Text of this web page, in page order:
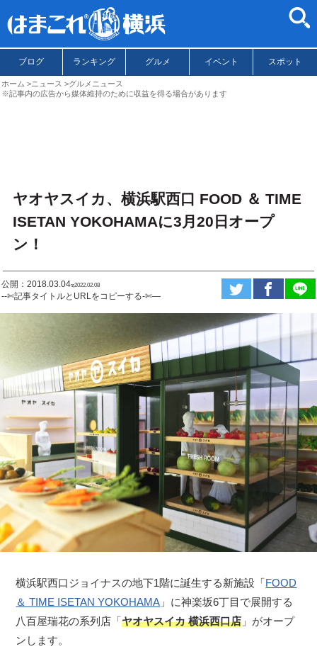
ブログ ランキング グルメ イベント スポット
ホーム ニュース
グルメニュース
※記事内の広告から媒体維持のために収益を得る場合があります
ヤオヤスイカ、横浜駅西口 FOOD ＆ TIME
ISETAN YOKOHAMAに3月20日オープ
ン！
公開：2018.03.04ಇ2022.02.08
--✄記事タイトルとURLをコピーする-✄—
横浜駅西口ジョイナスの地下1階に誕生する新施設「FOOD
＆ TIME ISETAN YOKOHAMA 」に神楽坂6丁目で展開する
八百屋瑞花の系列店「ヤオヤスイカ 横浜西口店 」がオープ
ンします。